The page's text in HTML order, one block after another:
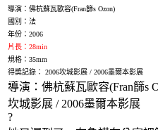
導演：佛杭蘇瓦歐容(Fran篩s Ozon)
國別：法
年份：2006
片長：28min
規格：35mm
得獎記錄： 2006坎城影展 / 2006墨爾本影展
導演：佛杭蘇瓦歐容(Fran篩s
坎城影展 / 2006墨爾本影展
?